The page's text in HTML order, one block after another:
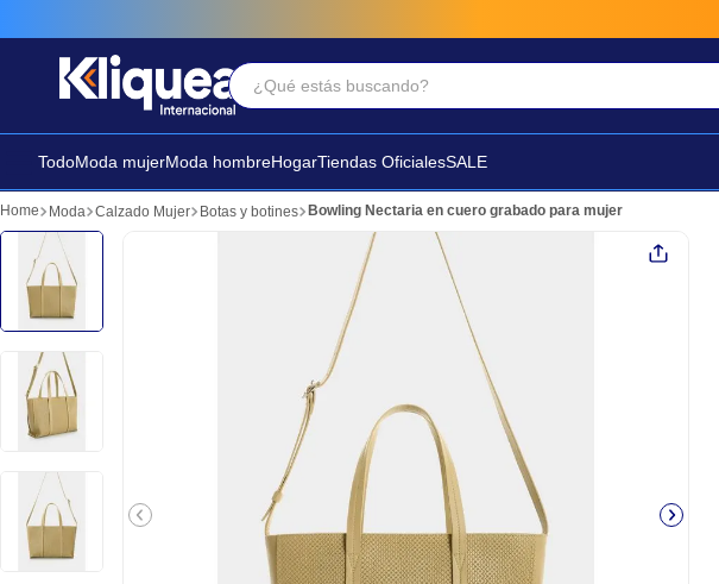
¿Qué estás buscando?
TodoModa mujerModa hombreHogarTiendas OficialesSALE
Moda Calzado Mujer Botas y botines Bowling Nectaria en cuero grabado para mujer
Términos Más Buscados
2. faldas